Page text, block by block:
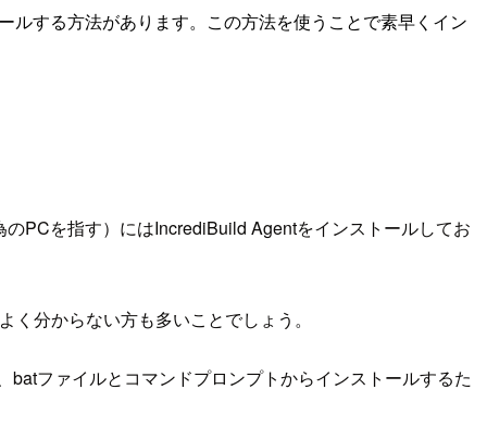
する方法があります。この方法を使うことで素早くイン
PCを指す）にはIncrediBuild Agentをインストールしてお
分からない方も多いことでしょう。
ファイルとコマンドプロンプトからインストールするた